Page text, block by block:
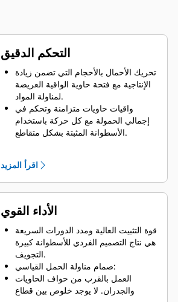
التحكم الدقيق
تحريك الأحمال بالأحجام التي تضمن زيادة
الإنتاجية مع فتحة حاوية الواقية العريضة
لمناولة المواد.
واقيات حاويات متزامنة وتحكم في
إجمالي الحمولة مع كل حركة باستخدام
الأسطوانة المثبتة بشكل متقاطع.
أو القدرة على تصنيف المواد الصغيرة
وفرزها ووضعها باستخدام مصدات منع
القبض الزائد لتلامس الفكوك من الحافة
للحافة لمنع حدوث زيادة في القبض.
إبعاد الاتساخات والمواد الناعمة الأخرى
عن الهيكل وحاويات الواقية المثقوبة، وهو
ما يتيح للمشغل أيضًا رؤية جيدة للحمل.
يتم تصنيف المواد بسرعة، مما يجعل من
الأسهل تصنيفها في الموقع وتوفير رسوم
النقل.
تتم حركة الحاوية الواقية بسلاسة ويتم
اقرأ المزيد
الأداء القوي
قوة التثبيت العالية ومدد الدورات السريعة
هي نتاج التصميم الفردي للأسطوانة كبيرة
التجويف.
صمام مناولة الحمل القياسي:
العمل بالقرب من حواف الحاويات
والجدران. لا يوجد خلوص بين قطاع